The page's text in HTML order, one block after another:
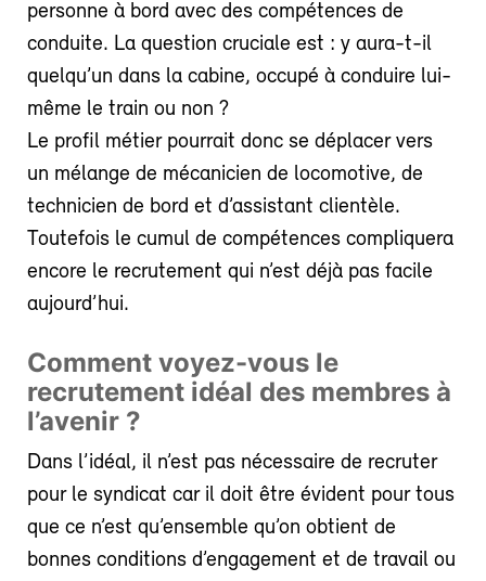
personne à bord avec des compétences de
conduite. La question cruciale est : y aura-t-il
quelqu’un dans la cabine, occupé à conduire lui-
même le train ou non ?
Le profil métier pourrait donc se déplacer vers
un mélange de mécanicien de locomotive, de
technicien de bord et d’assistant clientèle.
Toutefois le cumul de compétences compliquera
encore le recrutement qui n’est déjà pas facile
aujourd’hui.
Comment voyez-vous le
recrutement idéal des membres à
l’avenir ?
Dans l’idéal, il n’est pas nécessaire de recruter
pour le syndicat car il doit être évident pour tous
que ce n’est qu’ensemble qu’on obtient de
bonnes conditions d’engagement et de travail ou